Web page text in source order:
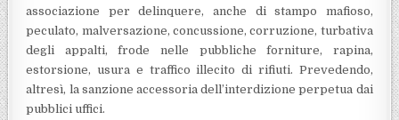
associazione per delinquere, anche di stampo mafioso,
peculato, malversazione, concussione, corruzione, turbativa
degli appalti, frode nelle pubbliche forniture, rapina,
estorsione, usura e traffico illecito di rifiuti. Prevedendo,
altresì, la sanzione accessoria dell’interdizione perpetua dai
pubblici uffici.